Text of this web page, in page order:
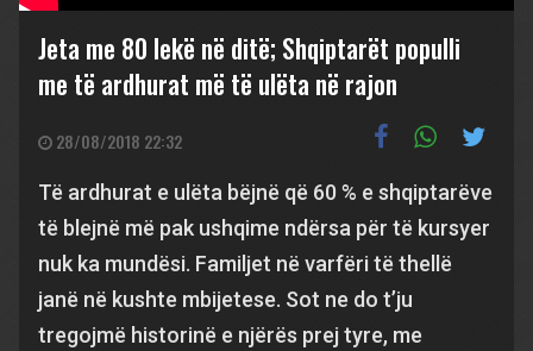
Jeta me 80 lekë në ditë; Shqiptarët populli
me të ardhurat më të ulëta në rajon
28/08/2018 22:32
Të ardhurat e ulëta bëjnë që 60 % e shqiptarëve
të blejnë më pak ushqime ndërsa për të kursyer
nuk ka mundësi. Familjet në varfëri të thellë
janë në kushte mbijetese. Sot ne do t’ju
tregojmë historinë e njërës prej tyre, me